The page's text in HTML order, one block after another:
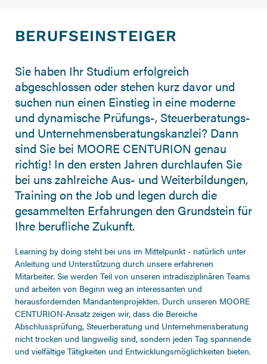
BERUFSEINSTEIGER
Sie haben Ihr Studium erfolgreich
abgeschlossen oder stehen kurz davor und
suchen nun einen Einstieg in eine moderne
und dynamische Prüfungs-, Steuerberatungs-
und Unternehmensberatungskanzlei? Dann
sind Sie bei MOORE CENTURION genau
richtig! In den ersten Jahren durchlaufen Sie
bei uns zahlreiche Aus- und Weiterbildungen,
Training on the Job und legen durch die
gesammelten Erfahrungen den Grundstein für
Ihre berufliche Zukunft.
Learning by doing steht bei uns im Mittelpunkt - natürlich unter
Anleitung und Unterstützung durch unsere erfahrenen
Mitarbeiter. Sie werden Teil von unseren intradisziplinären Teams
und arbeiten von Beginn weg an interessanten und
herausfordernden Mandantenprojekten. Durch unseren MOORE
CENTURION-Ansatz zeigen wir, dass die Bereiche
Abschlussprüfung, Steuerberatung und Unternehmensberatung
nicht trocken und langweilig sind, sondern jeden Tag spannende
und vielfältige Tätigkeiten und Entwicklungsmöglichkeiten bieten.